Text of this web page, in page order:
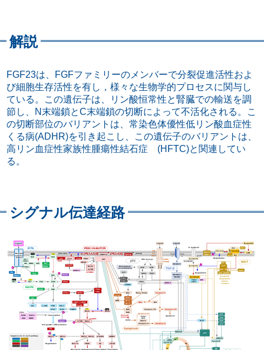
解説
FGF23は、FGFファミリーのメンバーで分裂促進活性およ
び細胞生存活性を有し，様々な生物学的プロセスに関与し
ている。この遺伝子は、リン酸恒常性と腎臓での輸送を調
節し、N末端鎖とC末端鎖の切断によって不活化される。こ
の切断部位のバリアントは、常染色体優性低リン酸血症性
くる病(ADHR)を引き起こし、この遺伝子のバリアントは、
高リン血症性家族性腫瘍性結石症 (HFTC)と関連してい
る。
シグナル伝達経路